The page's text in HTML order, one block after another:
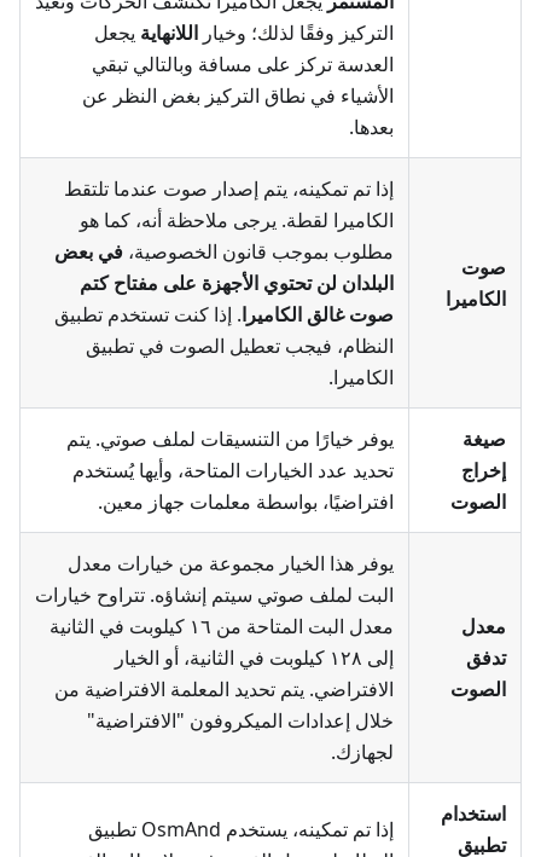
التركيز وفقًا لذلك؛ وخيار اللانهاية يجعل
العدسة تركز على مسافة وبالتالي تبقي
الأشياء في نطاق التركيز بغض النظر عن
بعدها.
صوت
الكاميرا
إذا تم تمكينه، يتم إصدار صوت عندما تلتقط
الكاميرا لقطة. يرجى ملاحظة أنه، كما هو
مطلوب بموجب قانون الخصوصية، في بعض
البلدان لن تحتوي الأجهزة على مفتاح كتم
صوت غالق الكاميرا. إذا كنت تستخدم تطبيق
النظام، فيجب تعطيل الصوت في تطبيق
الكاميرا.
صيغة
إخراج
الصوت
يوفر خيارًا من التنسيقات لملف صوتي. يتم
تحديد عدد الخيارات المتاحة، وأيها يُستخدم
افتراضيًا، بواسطة معلمات جهاز معين.
معدل
تدفق
الصوت
يوفر هذا الخيار مجموعة من خيارات معدل
البت لملف صوتي سيتم إنشاؤه. تتراوح خيارات
معدل البت المتاحة من ١٦ كيلوبت في الثانية
إلى ١٢٨ كيلوبت في الثانية، أو الخيار
الافتراضي. يتم تحديد المعلمة الافتراضية من
خلال إعدادات الميكروفون "الافتراضية"
لجهازك.
استخدام
تطبيق
إذا تم تمكينه، يستخدم OsmAnd تطبيق